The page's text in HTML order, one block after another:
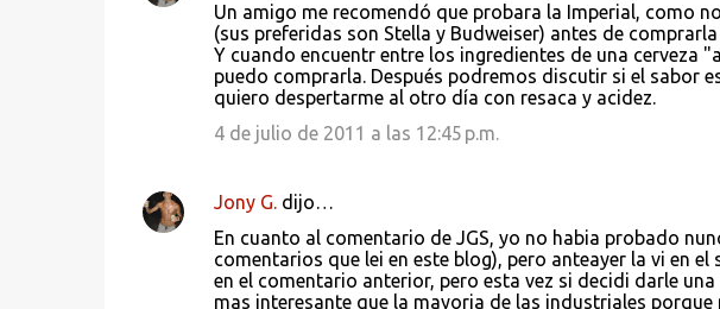
Un amigo me recomendó que probara la Imperial, como
(sus preferidas son Stella y Budweiser) antes de
Y cuando encuentr entre los ingredientes de una cerveza
puedo comprarla. Después podremos discutir si el sabor
quiero despertarme al otro día con resaca y acidez.
4 de julio de 2011 a las 12:45 p.m.
Jony G.dijo…
En cuanto al comentario de JGS, yo no habia probado
comentarios que lei en este blog), pero anteayer la vi en
en el comentario anterior, pero esta vez si decidi darle
mas interesante que la mayoria de las industriales porque